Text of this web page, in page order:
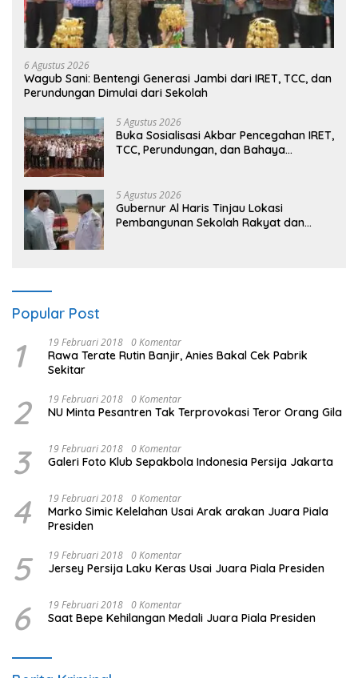
6 Agustus 2026
Wagub Sani: Bentengi Generasi Jambi dari IRET, TCC, dan
Perundungan Dimulai dari Sekolah
5 Agustus 2026
Buka Sosialisasi Akbar Pencegahan IRET,
TCC, Perundungan, dan Bahaya
masa depan sudah ada di tangan”
5 Agustus 2026
Gubernur Al Haris Tinjau Lokasi
Pembangunan Sekolah Rakyat dan
Popular Post
1 19 Februari 2018 0 Komentar
Rawa Terate Rutin Banjir, Anies Bakal Cek Pabrik
Sekitar
2 19 Februari 2018 0 Komentar
NU Minta Pesantren Tak Terprovokasi Teror Orang Gila
3 19 Februari 2018 0 Komentar
Galeri Foto Klub Sepakbola Indonesia Persija Jakarta
4 19 Februari 2018 0 Komentar
Marko Simic Kelelahan Usai Arak arakan Juara Piala
Presiden
5 19 Februari 2018 0 Komentar
Jersey Persija Laku Keras Usai Juara Piala Presiden
6 19 Februari 2018 0 Komentar
Saat Bepe Kehilangan Medali Juara Piala Presiden